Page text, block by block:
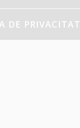
DE PRIVACITAT